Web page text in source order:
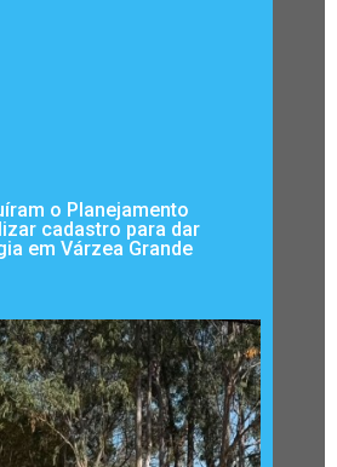
o Planejamento
cadastro para dar
em Várzea Grande